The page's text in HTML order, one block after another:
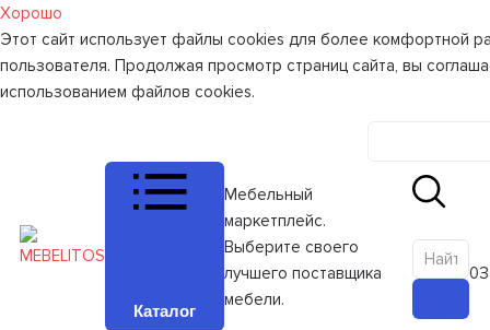
Хорошо
Этот сайт использует файлы cookies для более комфортной
пользователя. Продолжая просмотр страниц сайта, вы
использованием файлов cookies.
Каталог
Мебельный
маркетплейс.
Выберите своего
лучшего поставщика
мебели.
0